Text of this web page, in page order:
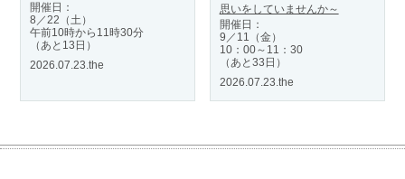
開催日：
8／22（土）
午前10時から11時30分
（あと13日）
2026.07.23.the
思いをしていませんか～
開催日：
9／11（金）
10：00～11：30
（あと33日）
2026.07.23.the